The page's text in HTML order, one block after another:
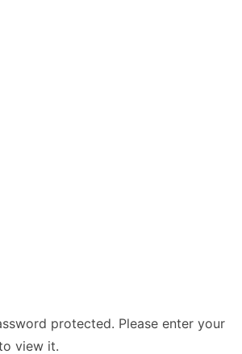
protected. Please enter your
view it.